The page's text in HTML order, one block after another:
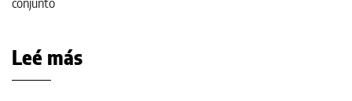
Leé más